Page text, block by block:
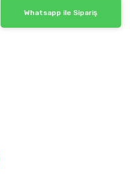
Whatsapp ile Sipariş